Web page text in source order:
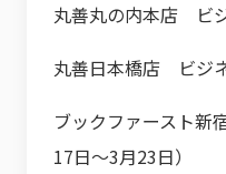
丸善丸の内本店 ビ
丸善日本橋店 ビ
ブックファースト新
17日～3月23日）